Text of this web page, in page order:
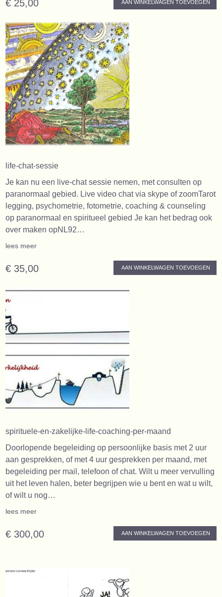
€ 25,00 AAN WINKELWAGEN TOEVOEGEN
life-chat-sessie
Je kan nu een live-chat sessie nemen, met consulten op
paranormaal gebied. Live video chat via skype of zoomTarot
legging, psychometrie, fotometrie, coaching & counseling
op paranormaal en spiritueel gebied Je kan het bedrag ook
over maken opNL92…
lees meer
€ 35,00 AAN WINKELWAGEN TOEVOEGEN
spirituele-en-zakelijke-life-coaching-per-maand
Doorlopende begeleiding op persoonlijke basis met 2 uur
aan gesprekken, of met 4 uur gesprekken per maand, met
begeleiding per mail, telefoon of chat. Wilt u meer vervulling
uit het leven halen, beter begrijpen wie u bent en wat u wilt,
of wilt u nog…
lees meer
€ 300,00 AAN WINKELWAGEN TOEVOEGEN